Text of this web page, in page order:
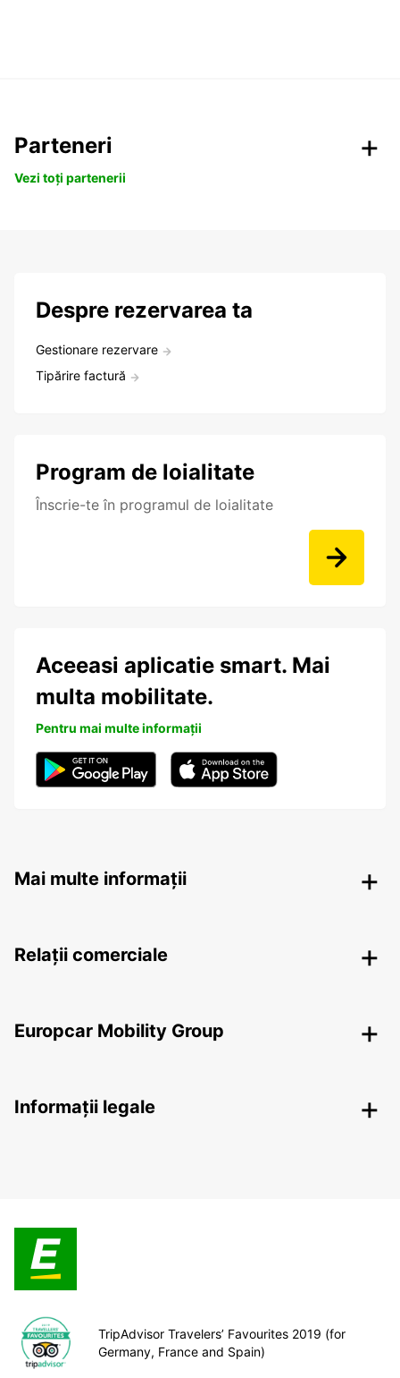
Parteneri
Vezi toți partenerii
Despre rezervarea ta
Gestionare rezervare
Tipărire factură
Program de loialitate
Înscrie-te în programul de loialitate
Aceeasi aplicatie smart. Mai
multa mobilitate.
Pentru mai multe informații
Mai multe informații
Relații comerciale
Europcar Mobility Group
Informații legale
TripAdvisor Travelers’ Favourites 2019 (for
Germany, France and Spain)